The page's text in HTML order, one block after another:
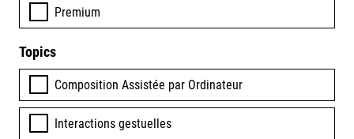
Premium
Topics
Composition Assistée par Ordinateur
Interactions gestuelles